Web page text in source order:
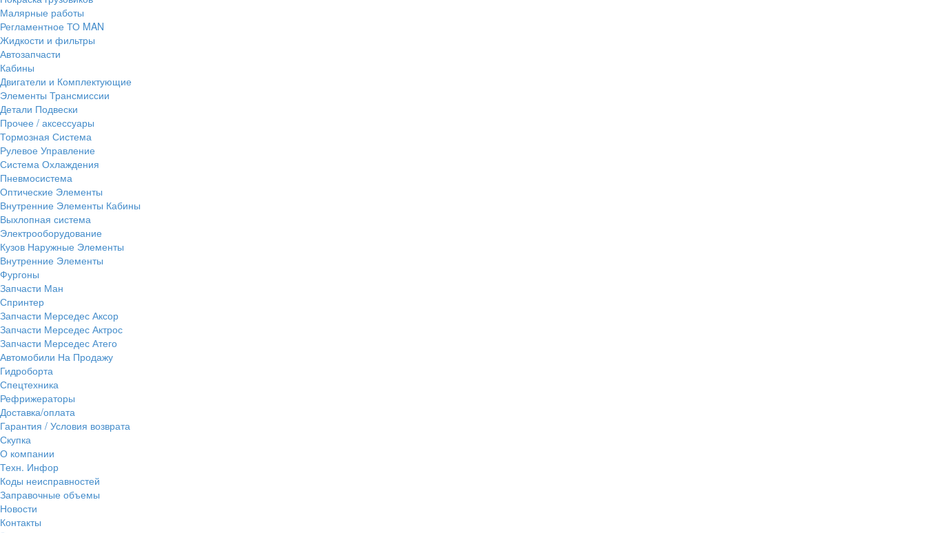
Малярные работы
Регламентное ТО MAN
Жидкости и фильтры
Автозапчасти
Кабины
Двигатели и Комплектующие
Элементы Трансмиссии
Детали Подвески
Прочее / аксессуары
Тормозная Система
Рулевое Управление
Система Охлаждения
Пневмосистема
Оптические Элементы
Внутренние Элементы Кабины
Выхлопная система
Электрооборудование
Кузов Наружные Элементы
Внутренние Элементы
Фургоны
Запчасти Ман
Спринтер
Запчасти Мерседес Аксор
Запчасти Мерседес Актрос
Запчасти Мерседес Атего
Автомобили На Продажу
Гидроборта
Спецтехника
Рефрижераторы
Доставка/оплата
Гарантия / Условия возврата
Скупка
О компании
Техн. Инфор
Коды неисправностей
Заправочные объемы
Новости
Контакты